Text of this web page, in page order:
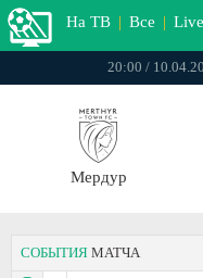
На ТВ | Все | Live
20:00 /
Мeрдур
СОБЫТИЯ МАТЧА